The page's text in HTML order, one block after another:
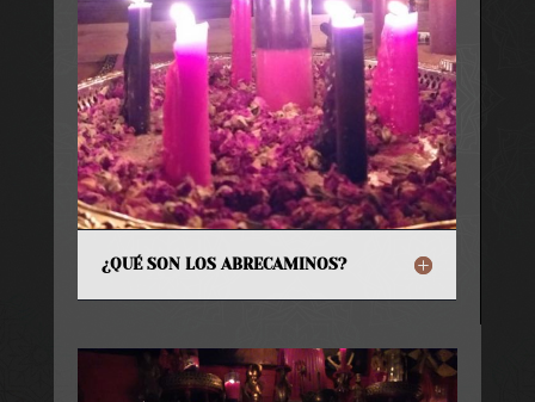
¿QUÉ SON LOS ABRECAMINOS?